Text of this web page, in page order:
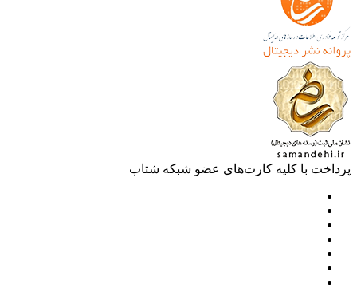
با کلیه کارت‌های عضو شبکه شتاب